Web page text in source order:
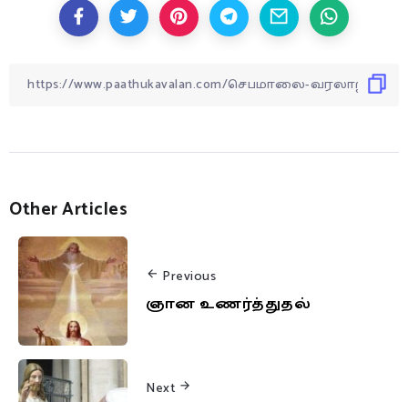
Other Articles
Previous
ஞான உணர்த்துதல்
Next